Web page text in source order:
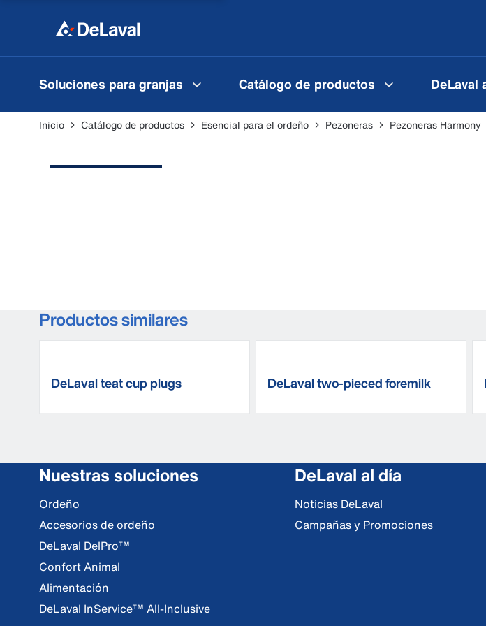
Soluciones para granjas Catálogo de productos DeLaval
Inicio Catálogo de productos Esencial para el ordeño Pezoneras Pezoneras Harmony
Productos similares
DeLaval teat cup plugs
DeLaval two-pieced foremilk
Nuestras soluciones
Ordeño
Accesorios de ordeño
DeLaval DelPro™
Confort Animal
Alimentación
DeLaval InService™ All-Inclusive
DeLaval al día
Noticias DeLaval
Campañas y Promociones